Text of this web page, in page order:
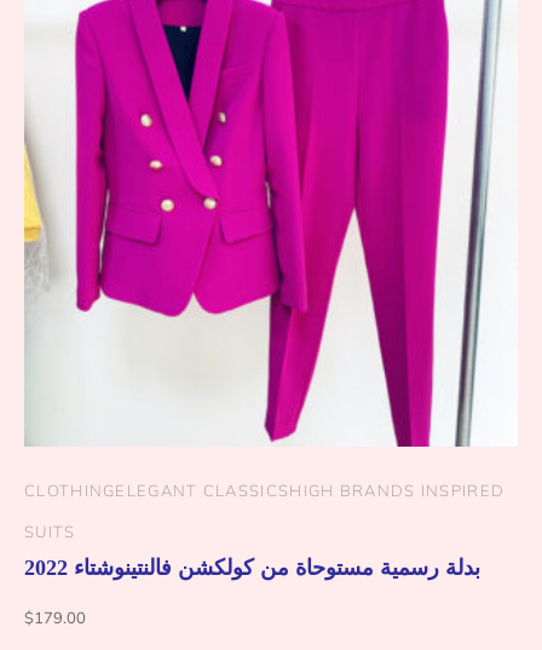
CLOTHINGELEGANT CLASSICSHIGH BRANDS INSPIRED
SUITS
بدلة رسمية مستوحاة من كولكشن فالنتينوشتاء 2022
$179.00